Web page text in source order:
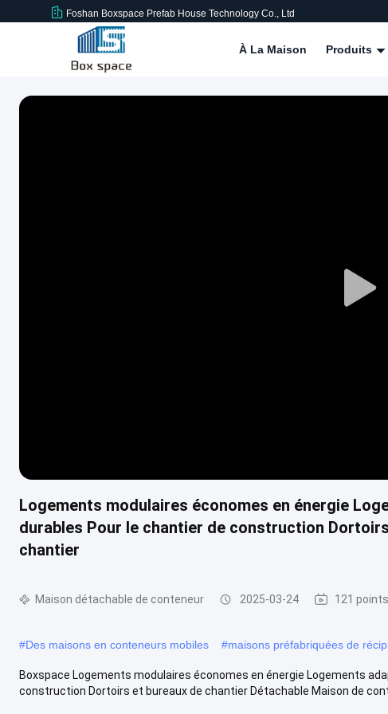
Foshan Boxspace Prefab House Technology Co., Ltd
À La Maison Produits
Logements modulaires économes en énergie
durables Pour le chantier de construction
chantier
Maison détachable de conteneur 2025-03-24 121
#Des maisons en conteneurs mobiles #maisons préfabriquées de
Boxspace Logements modulaires économes en énergie Logements
construction Dortoirs et bureaux de chantier Détachable Maison de